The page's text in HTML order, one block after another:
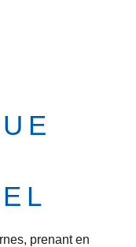
prenant en